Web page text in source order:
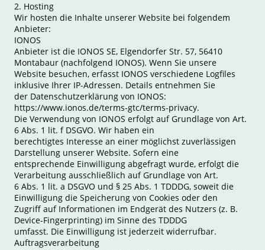
2. Hosting
Wir hosten die Inhalte unserer Website bei folgendem
Anbieter:
IONOS
Anbieter ist die IONOS SE, Elgendorfer Str. 57, 56410
Montabaur (nachfolgend IONOS). Wenn Sie unsere
Website besuchen, erfasst IONOS verschiedene Logfiles
inklusive Ihrer IP-Adressen. Details entnehmen Sie
der Datenschutzerklärung von IONOS:
https://www.ionos.de/terms-gtc/terms-privacy.
Die Verwendung von IONOS erfolgt auf Grundlage von Art.
6 Abs. 1 lit. f DSGVO. Wir haben ein
berechtigtes Interesse an einer möglichst zuverlässigen
Darstellung unserer Website. Sofern eine
entsprechende Einwilligung abgefragt wurde, erfolgt die
Verarbeitung ausschließlich auf Grundlage von Art.
6 Abs. 1 lit. a DSGVO und § 25 Abs. 1 TDDDG, soweit die
Einwilligung die Speicherung von Cookies oder den
Zugriff auf Informationen im Endgerät des Nutzers (z. B.
Device-Fingerprinting) im Sinne des TDDDG
umfasst. Die Einwilligung ist jederzeit widerrufbar.
Auftragsverarbeitung